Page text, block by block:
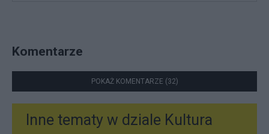
Komentarze
POKAŻ KOMENTARZE (32)
Inne tematy w dziale Kultura